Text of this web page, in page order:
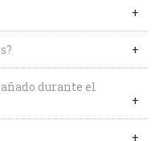
durante el